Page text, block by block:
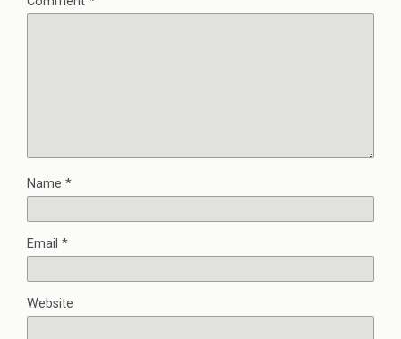
Name *
Email *
Website